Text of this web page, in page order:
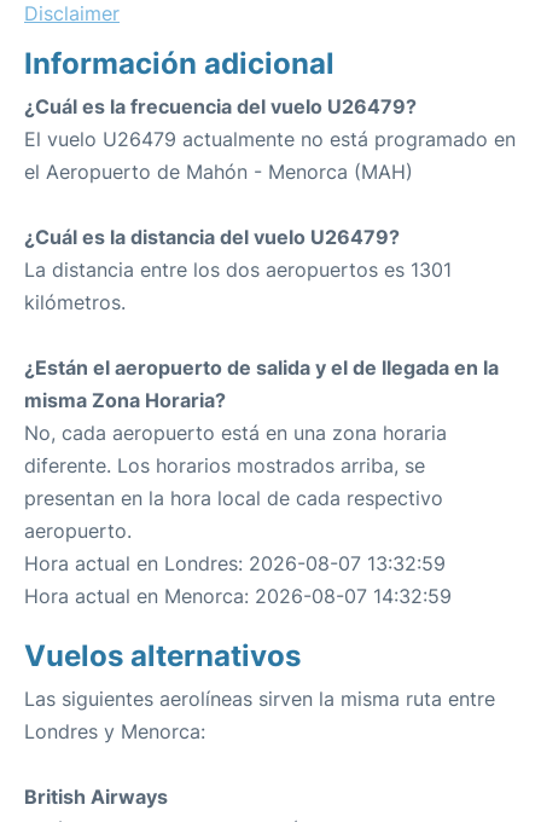
Disclaimer
Información adicional
¿Cuál es la frecuencia del vuelo U26479?
El vuelo U26479 actualmente no está programado en
el Aeropuerto de Mahón - Menorca (MAH)
¿Cuál es la distancia del vuelo U26479?
La distancia entre los dos aeropuertos es 1301
kilómetros.
¿Están el aeropuerto de salida y el de llegada en la
misma Zona Horaria?
No, cada aeropuerto está en una zona horaria
diferente. Los horarios mostrados arriba, se
presentan en la hora local de cada respectivo
aeropuerto.
Hora actual en Londres: 2026-08-07 13:32:59
Hora actual en Menorca: 2026-08-07 14:32:59
Vuelos alternativos
Las siguientes aerolíneas sirven la misma ruta entre
Londres y Menorca:
British Airways